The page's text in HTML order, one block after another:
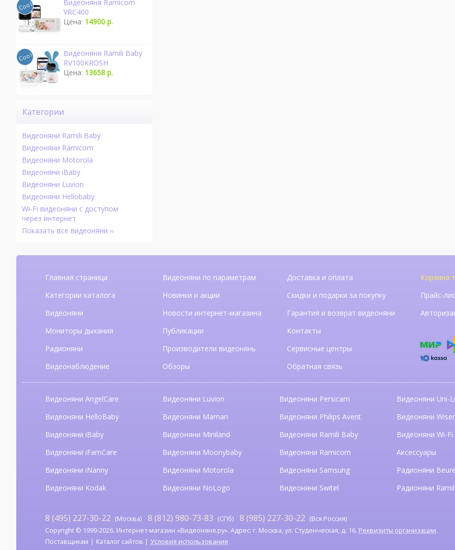
Видеоняня Ramicom
VRC400
Цена: 14900 р.
Видеоняня Ramili Baby
RV100KROSH
Цена: 13658 р.
Категории
Видеоняни Ramili Baby
Видеоняни Ramicom
Видеоняни Motorola
Видеоняни iBaby
Видеоняни Luvion
Видеоняни Hellobaby
Wi-Fi видеоняни с доступом
через интернет
Показать все видеоняни ››
Главная страница
Категории каталога
Видеоняни
Мониторы дыхания
Радионяни
Видеонаблюдение
Видеоняни по параметрам
Новинки и акции
Новости интернет-магазина
Публикации
Производители видеонянь
Обзоры
Доставка и оплата
Скидки и подарки за покупку
Гарантия и возврат видеоняни
Контакты
Сервисные центры
Обратная связь
Корзина
Прайс-
Видеоняни AngelCare
Видеоняни HelloBaby
Видеоняни iBaby
Видеоняни iFamCare
Видеоняни iNanny
Видеоняни Kodak
Видеоняни Luvion
Видеоняни Maman
Видеоняни Miniland
Видеоняни Moonybaby
Видеоняни Motorola
Видеоняни NoLogo
Видеоняни Persicam
Видеоняни Philips Avent
Видеоняни Ramili Baby
Видеоняни Ramicom
Видеоняни Samsung
Видеоняни Switel
Видеоняни Uni-
Видеоняни
Видеоняни Wi-Fi
Аксессуары
Радионяни
Радионяни Ramili
8 (495) 227-30-22 (Москва) 8 (812) 980-73-83 (СПб) 8 (985) 227-30-22 (Вся Россия)
Copyright © 1999-2026. Интернет-магазин «Видеоняня.ру». Адрес: г. Москва, ул. Студенческая, д. 16. Реквизиты организации.
Поставщикам
Каталог сайтов Условия использования